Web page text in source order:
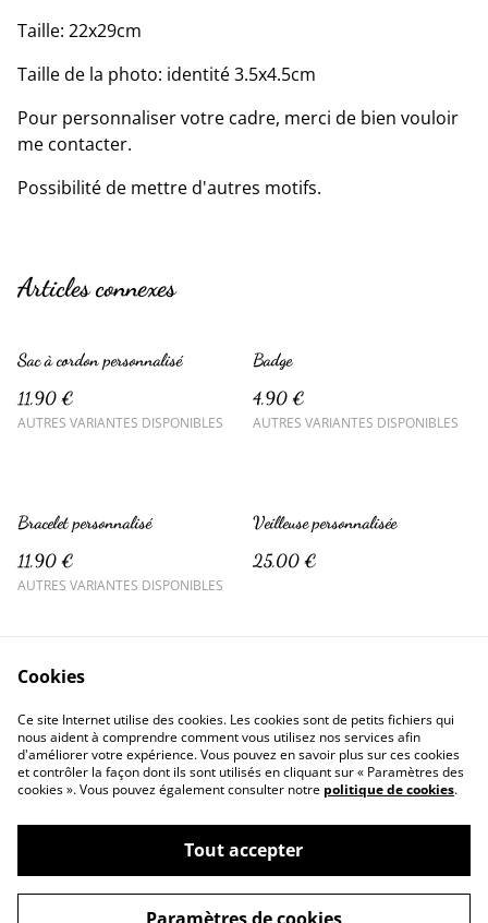
Taille: 22x29cm
Taille de la photo: identité 3.5x4.5cm
Pour personnaliser votre cadre, merci de bien vouloir
me contacter.
Possibilité de mettre d'autres motifs.
Articles connexes
Sac à cordon personnalisé
11,90 €
AUTRES VARIANTES DISPONIBLES
Badge
4,90 €
AUTRES VARIANTES DISPONIBLES
Bracelet personnalisé
11,90 €
AUTRES VARIANTES DISPONIBLES
Veilleuse personnalisée
25,00 €
Contactez-nous
Conditions
Politique de confidentialité
Politique de cookies
©2026Crazy Créa
Cookies
Ce site Internet utilise des cookies. Les cookies sont de petits fichiers qui
nous aident à comprendre comment vous utilisez nos services afin
d'améliorer votre expérience. Vous pouvez en savoir plus sur ces cookies
et contrôler la façon dont ils sont utilisés en cliquant sur « Paramètres des
cookies ». Vous pouvez également consulter notre politique de cookies.
Tout accepter